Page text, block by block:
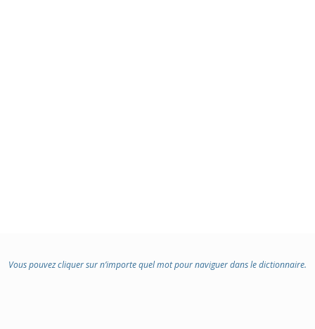
Vous pouvez cliquer sur n’importe quel mot pour naviguer dans le dictionnaire.